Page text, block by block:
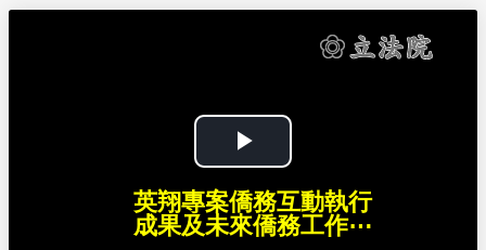
P
l
英翔專案僑務互動執行
成果及未來僑務工作⋯